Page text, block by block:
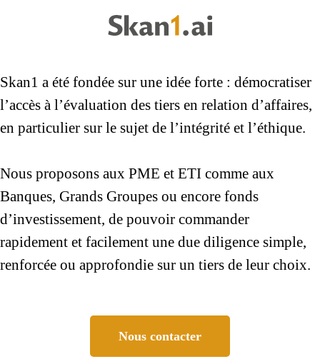
Skan1 a été fondée sur une idée forte : démocratiser
l’accès à l’évaluation des tiers en relation d’affaires,
en particulier sur le sujet de l’intégrité et l’éthique.
Nous proposons aux PME et ETI comme aux
Banques, Grands Groupes ou encore fonds
d’investissement, de pouvoir commander
rapidement et facilement une due diligence simple,
renforcée ou approfondie sur un tiers de leur choix.
Nous contacter